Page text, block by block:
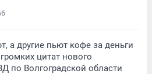
а другие пьют кофе за деньги
цитат нового
по Волгоградской области